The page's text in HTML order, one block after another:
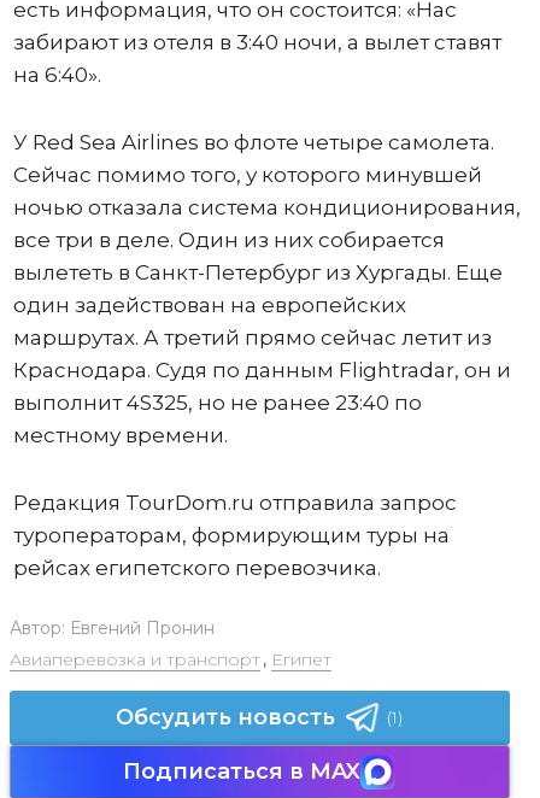
есть информация, что он состоится: «Нас
забирают из отеля в 3:40 ночи, а вылет ставят
на 6:40».
У Red Sea Airlines во флоте четыре самолета.
Сейчас помимо того, у которого минувшей
ночью отказала система кондиционирования,
все три в деле. Один из них собирается
вылететь в Санкт-Петербург из Хургады. Еще
один задействован на европейских
маршрутах. А третий прямо сейчас летит из
Краснодара. Судя по данным Flightradar, он и
выполнит 4S325, но не ранее 23:40 по
местному времени.
Редакция TourDom.ru отправила запрос
туроператорам, формирующим туры на
рейсах египетского перевозчика.
Автор: Евгений Пронин
Авиаперевозка и транспорт, Египет
Обсудить новость (1)
Подписаться в MAX